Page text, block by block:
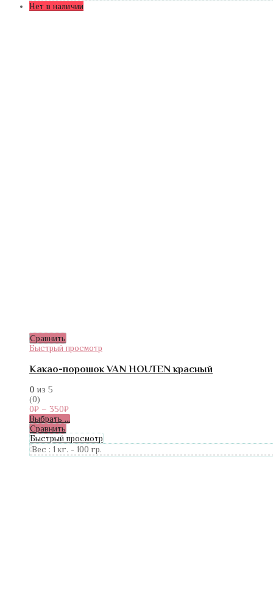
Нет в наличии
Сравнить
Быстрый просмотр
Какао-порошок VAN HOUTEN красный
0 из 5
(0)
0₽ – 350₽
Выбрать ...
Сравнить
Быстрый просмотр
Вес : 1 кг. - 100 гр.